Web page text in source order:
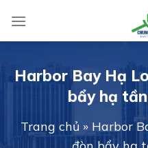
content
Harbor Bay Hạ
bẩy hạ
Trang chủ » Harbor